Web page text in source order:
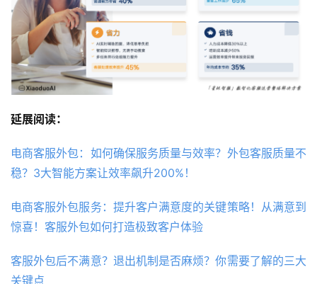
延展阅读：
电商客服外包：如何确保服务质量与效率？外包客服质量不
稳？3大智能方案让效率飙升200%！
电商客服外包服务：提升客户满意度的关键策略！从满意到
惊喜！客服外包如何打造极致客户体验
客服外包后不满意？退出机制是否麻烦？你需要了解的三大
关键点